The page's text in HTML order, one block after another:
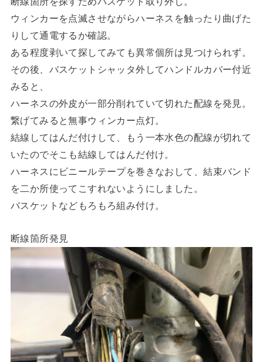
ウィンカーを点滅させながらハーネスを触ったり曲げた
りして通電するか確認。
ある程度剥いて探してみても異常個所は見つけられず。
その後、バスケットシャッタ外してハンドルカバー付近
みると、
ハーネスの外皮が一部分削れていて切れた配線を発見。
繋げてみると無事ウィンカー点灯。
結線してはんだ付けして、もう一本水色の配線が切れて
いたのでそこも結線してはんだ付け。
ハーネスにビニールテープを巻きなおして、結束バンド
を二か所使ってこすれないようにしました。
バスケットなどもろもろ組み付け。
断線箇所発見